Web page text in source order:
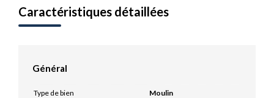
Caractéristiques détaillées
Général
Type de bien
Moulin